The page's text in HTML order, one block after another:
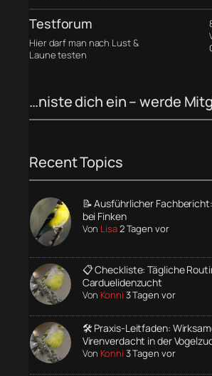
Testforum
Hier darf man nach Lust &
Laune testen
…niste dich ein – werde
Recent Topics
📝 Ausführlicher
bei Finken
Von Lisa2 Tagen vor
📋 Checkliste: Tägliche
Carduelidenzucht
Von Konni 3 Tagen vor
🛠️ Praxis-Leitfaden:
Virenverdacht in der
Von Konni 3 Tagen vor